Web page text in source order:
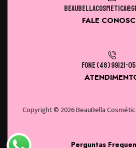
FALE
Fone (48) 99121-
Copyright © 2026BeauBella
Perguntas